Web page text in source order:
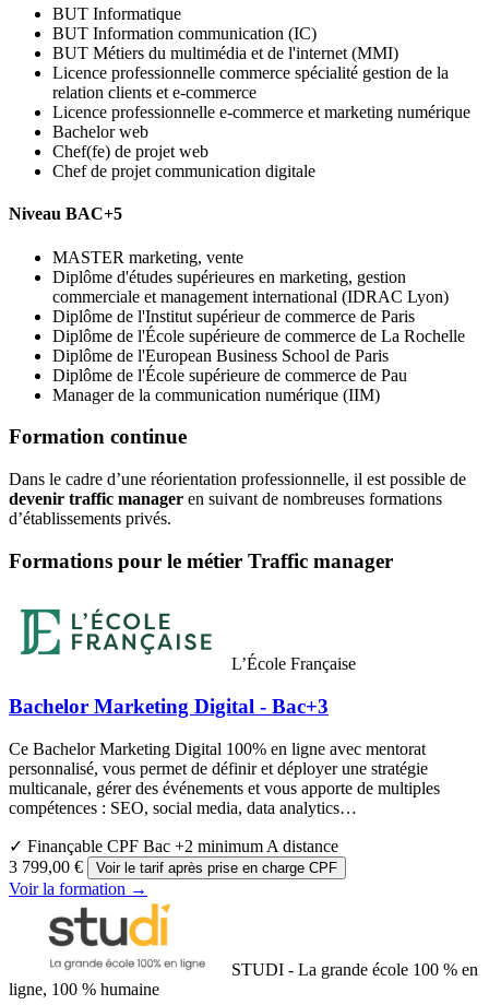
BUT Informatique
BUT Information communication (IC)
BUT Métiers du multimédia et de l'internet (MMI)
Licence professionnelle commerce spécialité gestion de la
relation clients et e-commerce
Licence professionnelle e-commerce et marketing numérique
Bachelor web
Chef(fe) de projet web
Chef de projet communication digitale
Niveau BAC+5
MASTER marketing, vente
Diplôme d'études supérieures en marketing, gestion
commerciale et management international (IDRAC Lyon)
Diplôme de l'Institut supérieur de commerce de Paris
Diplôme de l'École supérieure de commerce de La Rochelle
Diplôme de l'European Business School de Paris
Diplôme de l'École supérieure de commerce de Pau
Manager de la communication numérique (IIM)
Formation continue
Dans le cadre d’une réorientation professionnelle, il est possible de
devenir traffic manager en suivant de nombreuses formations
d’établissements privés.
Formations pour le métier Traffic manager
L’École Française
Bachelor Marketing Digital - Bac+3
Ce Bachelor Marketing Digital 100% en ligne avec mentorat
personnalisé, vous permet de définir et déployer une stratégie
multicanale, gérer des événements et vous apporte de multiples
compétences : SEO, social media, data analytics…
✓ Finançable CPF Bac +2 minimum A distance
3 799,00 €
Voir le tarif après prise en charge CPF
Voir la formation →
STUDI - La grande école 100 % en
ligne, 100 % humaine